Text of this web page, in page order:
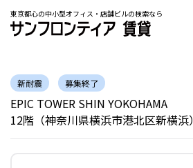
東京都心の中小型オフィス・店舗ビルの検索なら
新耐震 募集終了
EPIC TOWER SHIN YOKOHAMA
12階（神奈川県横浜市港北区新横浜）